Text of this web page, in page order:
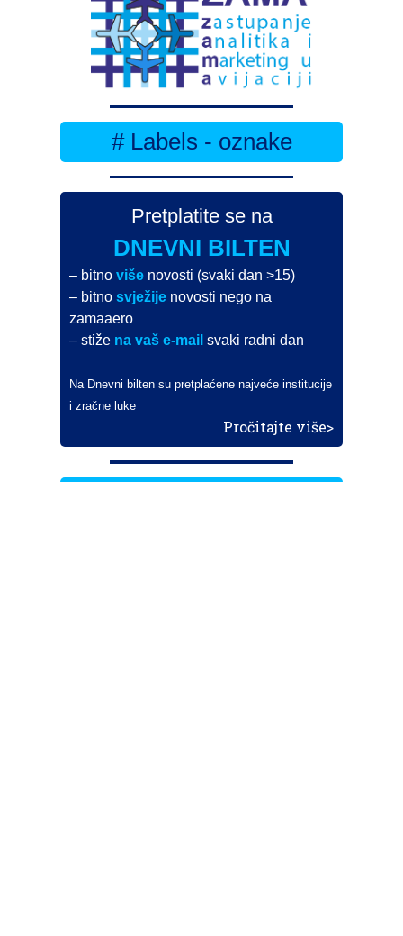
# Labels - oznake
Pretplatite se na
DNEVNI BILTEN
– bitnoviše novosti (svaki dan >15)
– bitnosvježije novosti nego na
zamaaero
– stiže na vaš e-mail svaki radni dan
Na Dnevni bilten su pretplaćene najveće institucije
i zračne luke
Pročitajte više>